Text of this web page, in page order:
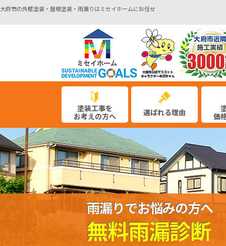
大府市の外壁塗装・屋根塗装・雨漏りはミセイホームにお任せ
塗装工事を
お考えの方へ
選ばれる理由
価
雨漏りでお悩みの方へ
無料雨漏診断